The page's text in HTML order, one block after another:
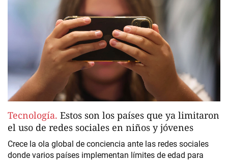
Tecnología. Estos son los países que ya limitaron
el uso de redes sociales en niños y jóvenes
Crece la ola global de conciencia ante las redes sociales
donde varios países implementan límites de edad para